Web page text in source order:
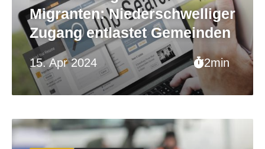
15. Apr 2024 2min
Migranten: Niederschwelliger
Zugang entlastet Gemeinden